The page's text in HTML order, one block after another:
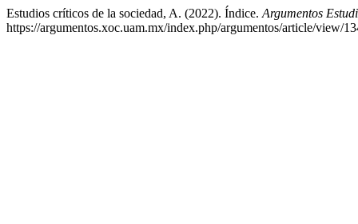
Estudios críticos de la sociedad, A. (2022). Índice. Argumentos
https://argumentos.xoc.uam.mx/index.php/argumentos/article/view/